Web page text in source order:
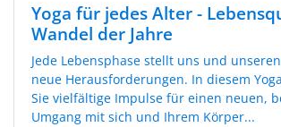
Yoga für jedes Alter -
Wandel der Jahre
Jede Lebensphase stellt uns und
neue Herausforderungen. In diesem
Sie vielfältige Impulse für einen neuen,
Umgang mit sich und Ihrem Körper...